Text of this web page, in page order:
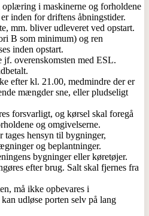
i maskinerne og forholdene
inden for driftens åbningstider.
mm. bliver udleveret ved opstart.
B som minimum) og ren
inden opstart.
jf. overenskomsten med ESL.
efter kl. 21.00, medmindre der er
mængder sne, eller pludseligt
forsvarligt, og kørsel skal foregå
og omgivelserne.
tages hensyn til bygninger,
og beplantninger.
bygninger eller køretøjer.
efter brug. Salt skal fjernes fra
må ikke opbevares i
udløse porten selv på lang